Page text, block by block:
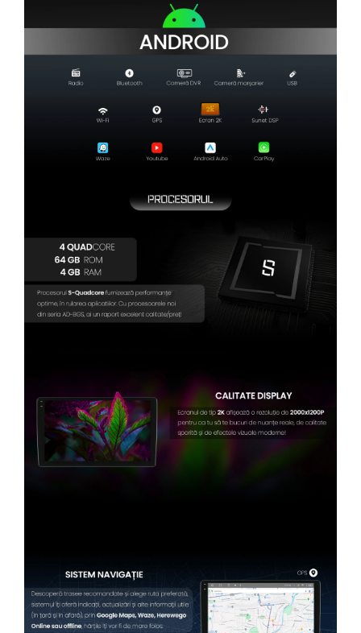
Camere Fiat
Camere înregistrare trafic
Accesorii multimedia
Conectică Auto
Conectică Auto
Conectică Volkswagen
Conectică Mercedes Benz
Conectică Skoda
Conectică Honda